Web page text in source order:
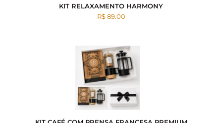
KIT RELAXAMENTO HARMONY
R$ 89.00